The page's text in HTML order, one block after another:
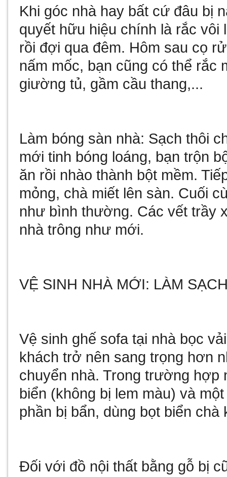
Khi góc nhà hay bất cứ đâu bị
quyết hữu hiệu chính là rắc
rồi đợi qua đêm. Hôm sau cọ
nấm mốc, bạn cũng có thể rắc
giường tủ, gầm cầu thang,...
Làm bóng sàn nhà: Sạch thôi
mới tinh bóng loáng, bạn trộn
ăn rồi nhào thành bột mềm.
mỏng, chà miết lên sàn. Cuối
như bình thường. Các vết trầy
nhà trông như mới.
VỆ SINH NHÀ MỚI: LÀM
Vệ sinh ghế sofa tại nhà bọc
khách trở nên sang trọng hơn
chuyển nhà. Trong trường hợp
biển (không bị lem màu) và
phần bị bẩn, dùng bọt biển
Đối với đồ nội thất bằng gỗ bị